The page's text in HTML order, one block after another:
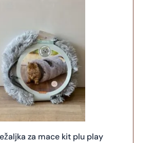
za mace kit plu play